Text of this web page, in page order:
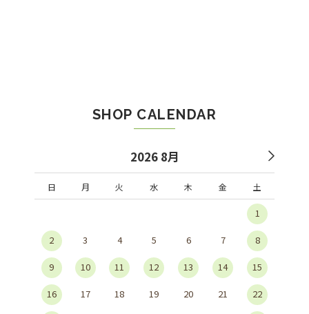
SHOP CALENDAR
2026 8月
日 月 火 水 木 金 土
1
2 3 4 5 6 7 8
9 10 11 12 13 14 15
16 17 18 19 20 21 22